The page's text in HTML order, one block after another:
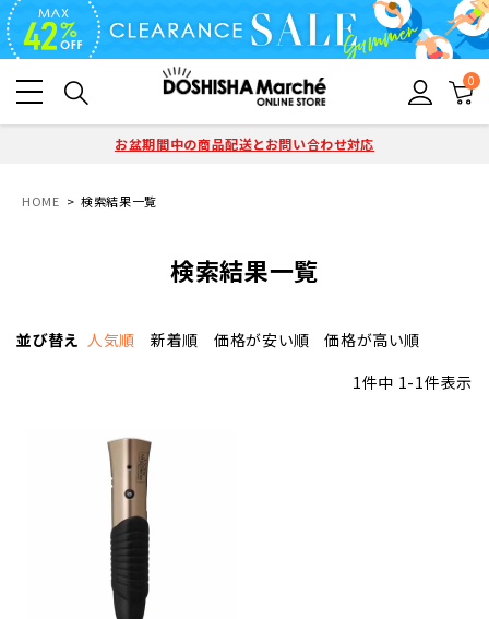
0
お盆期間中の商品配送とお問い合わせ対応
HOME 検索結果一覧
検索結果一覧
並び替え 人気順 新着順 価格が安い順
価格が高い順
1件中 1-1件表示